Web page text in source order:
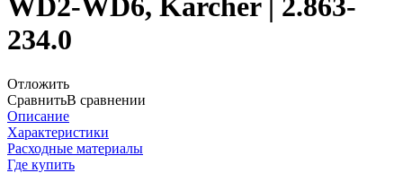
WD2-WD6, Karcher | 2.863-
234.0
Отложить
СравнитьВ сравнении
Описание
Характеристики
Расходные материалы
Где купить